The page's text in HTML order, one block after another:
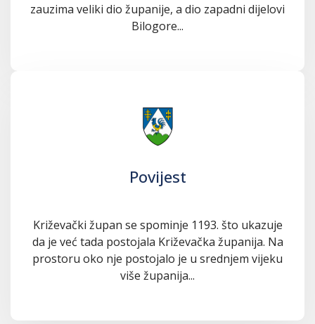
zauzima veliki dio županije, a dio zapadni dijelovi
Bilogore...
Povijest
Križevački župan se spominje 1193. što ukazuje
da je već tada postojala Križevačka županija. Na
prostoru oko nje postojalo je u srednjem vijeku
više županija...